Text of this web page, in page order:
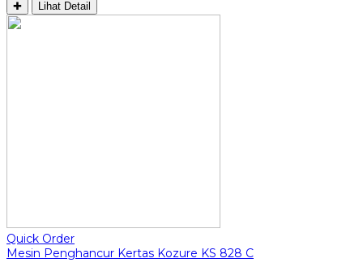
✚ Lihat Detail
Quick Order
Mesin Penghancur Kertas Kozure KS 828 C